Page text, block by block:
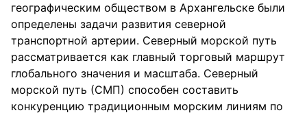
географическим обществом в Архангельске были
определены задачи развития северной
транспортной артерии. Северный морской путь
рассматривается как главный торговый маршрут
глобального значения и масштаба. Северный
морской путь (СМП) способен составить
конкуренцию традиционным морским линиям по